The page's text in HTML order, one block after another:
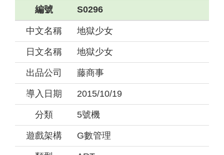
編號 S0296
中文名稱 地獄少女
日文名稱 地獄少女
出品公司 藤商事
導入日期 2015/10/19
分類 5號機
遊戲架構 G數管理